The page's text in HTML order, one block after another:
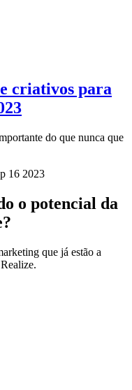
criativos para
do que nunca que
16 2023
o potencial da
que já estão a